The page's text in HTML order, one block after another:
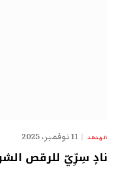
الهدهد 11 نوفمبر، 2025
نادٍ سِرِّيّ للرقص